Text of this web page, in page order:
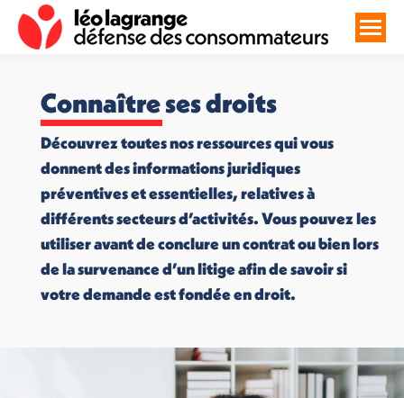
Connaître ses droits
Découvrez toutes nos ressources qui vous
donnent des informations juridiques
préventives et essentielles, relatives à
différents secteurs d’activités. Vous pouvez les
utiliser avant de conclure un contrat ou bien lors
de la survenance d’un litige afin de savoir si
votre demande est fondée en droit.